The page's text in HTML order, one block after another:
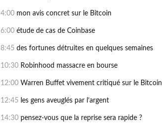
4:00 mon avis concret sur le Bitcoin
6:00 étude de cas de Coinbase
8:45 des fortunes détruites en quelques semaines
10:30 Robinhood massacre en bourse
12:00 Warren Buffet vivement critiqué sur le Bitcoin
12:45 les gens aveuglés par l’argent
14:30 pensez-vous que la reprise sera rapide ?